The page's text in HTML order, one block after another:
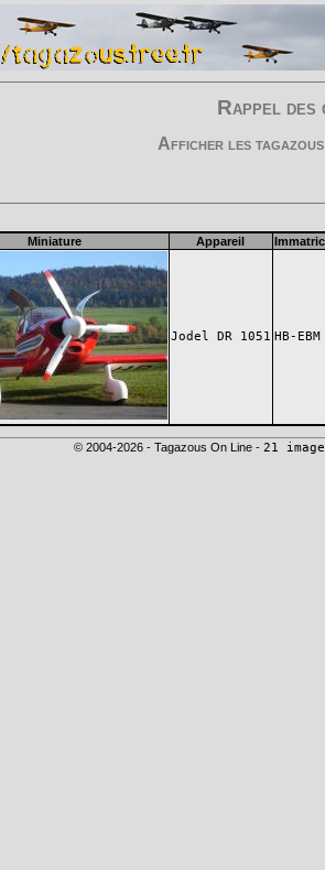
Rappel
Afficher les tagazous
Miniature
Appareil
Jodel DR 1051 HB-EBM
© 2004-2026 - Tagazous On Line - 21